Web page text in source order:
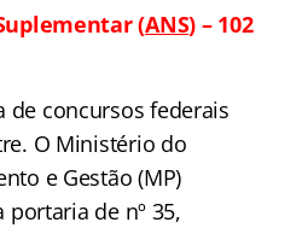
(ANS) – 102
de concursos federais
O Ministério do
e Gestão (MP)
de nº 35,